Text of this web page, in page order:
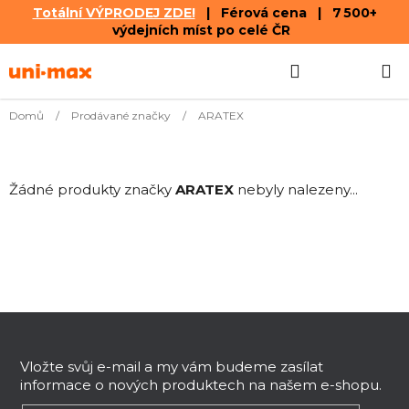
Totální VÝPRODEJ ZDE!| Férová cena | 7 500+
výdejních míst po celé ČR
na
KOŠÍK
Domů / Prodávané značky / ARATEX
Žádné produkty značky ARATEX nebyly nalezeny...
Vložte svůj e-mail a my vám budeme zasílat
informace o nových produktech na našem e-shopu.